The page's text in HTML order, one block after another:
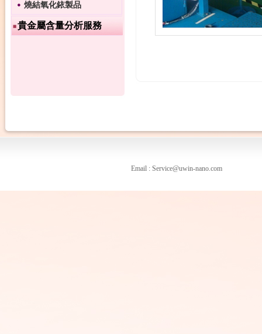
燒結氧化銥製品
貴金屬含量分析服務
Email : Service@uwin-nano.com